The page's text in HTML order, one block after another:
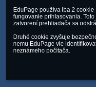
EduPage používa iba 2
fungovanie prihlasovania.
zatvorení prehliadača sa
Druhé cookie zvyšuje
nemu EduPage vie
neznámeho počítača.